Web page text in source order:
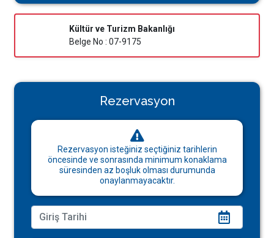
Kültür ve Turizm Bakanlığı
Belge No : 07-9175
Rezervasyon
Rezervasyon isteğiniz seçtiğiniz tarihlerin
öncesinde ve sonrasında minimum konaklama
süresinden az boşluk olması durumunda
onaylanmayacaktır.